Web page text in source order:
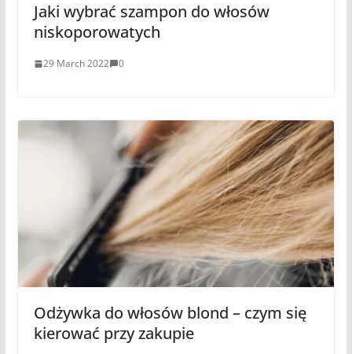
Jaki wybrać szampon do włosów
niskoporowatych
29 March 2022 0
Odżywka do włosów blond – czym się
kierować przy zakupie